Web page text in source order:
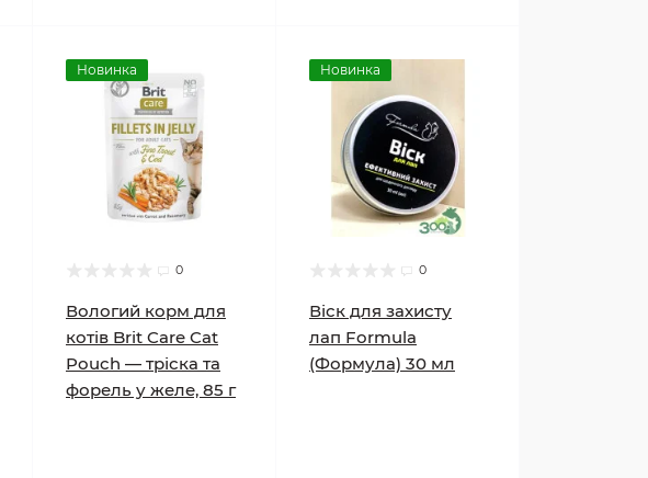
Новинка
0
Вологий корм для
котів Brit Care Cat
Pouch — тріска та
форель у желе, 85 г
Новинка
0
Віск для захисту
лап Formula
(Формула) 30 мл